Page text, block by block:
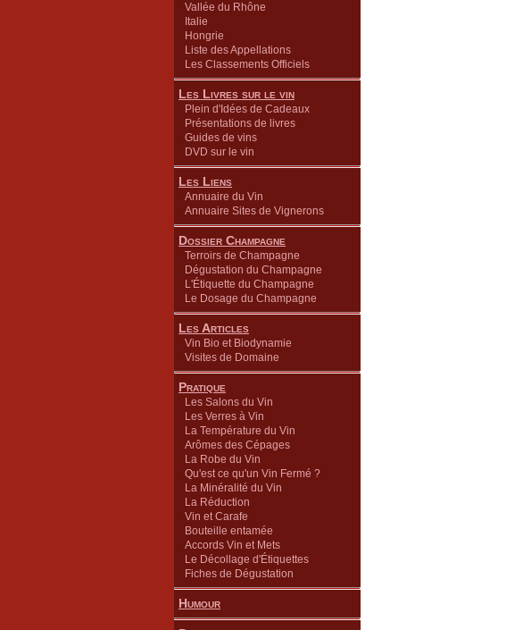
Vallée du Rhône
Italie
Hongrie
Liste des Appellations
Les Classements Officiels
Les Livres sur le vin
Plein d'Idées de Cadeaux
Présentations de livres
Guides de vins
DVD sur le vin
Les Liens
Annuaire du Vin
Annuaire Sites de Vignerons
Dossier Champagne
Terroirs de Champagne
Dégustation du Champagne
L'Étiquette du Champagne
Le Dosage du Champagne
Les Articles
Vin Bio et Biodynamie
Visites de Domaine
Pratique
Les Salons du Vin
Les Verres à Vin
La Température du Vin
Arômes des Cépages
La Robe du Vin
Qu'est ce qu'un Vin Fermé ?
La Minéralité du Vin
La Réduction
Vin et Carafe
Bouteille entamée
Accords Vin et Mets
Le Décollage d'Étiquettes
Fiches de Dégustation
Humour